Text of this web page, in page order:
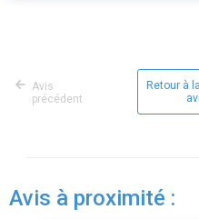
Avis
précédent
Retour à
Avis à proximité :